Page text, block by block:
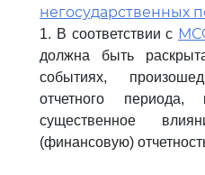
негосударственных
1. В соответствии с
должна быть
событиях,
отчетного периода,
существенное
(финансовую)